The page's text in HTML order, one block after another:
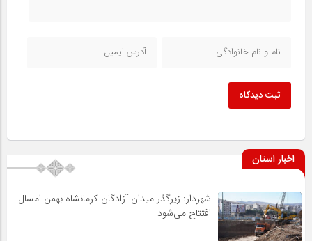
ثبت دیدگاه
اخبار استان
شهردار: زیرگذر میدان آزادگان کرمانشاه بهمن امسال
افتتاح می‌شود